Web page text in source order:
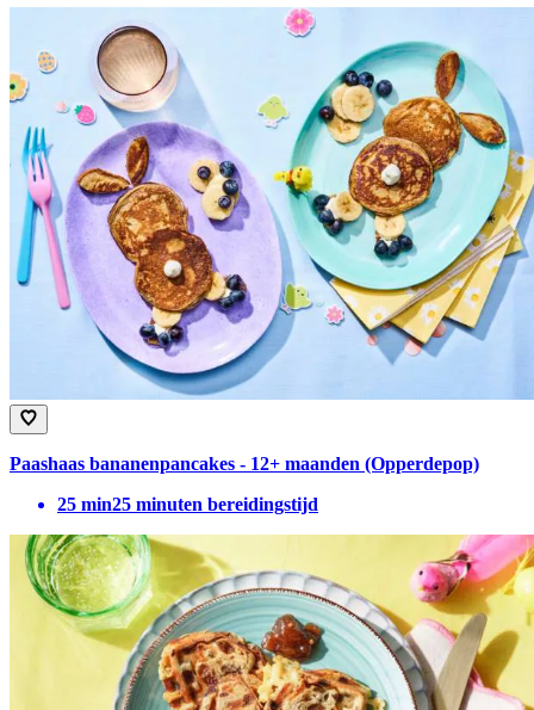
Paashaas bananenpancakes - 12+ maanden (Opperdepop)
25 min25 minuten bereidingstijd